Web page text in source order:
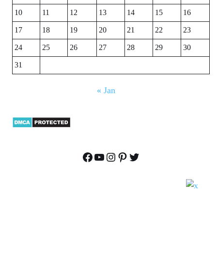
10
11 12 13 14 15
16
17
18 19 20 21 22
23
24
25 26 27 28 29
30
31
« Jan